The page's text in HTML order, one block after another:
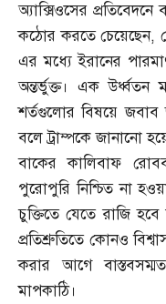
অ্যাক্সিওসের প্রতিবেদনে
কঠোর করতে চেয়েছেন,
এর মধ্যে ইরানের
অন্তর্ভুক্ত। এক উর্ধ্বতন
শর্তগুলোর বিষয়ে জবাব
বলে ট্রাম্পকে জানানো
বাকের কালিবাফ
পুরোপুরি নিশ্চিত না
চুক্তিতে যেতে রাজি
প্রতিশ্রুতিতে কোনও
করার আগে
মাপকাঠি।